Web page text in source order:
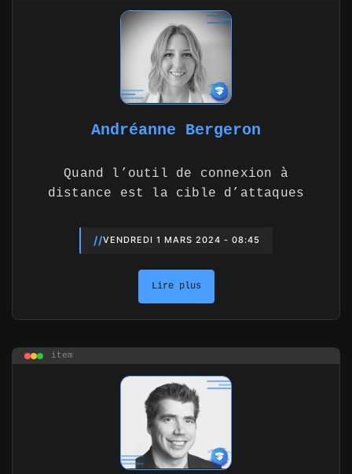
Andréanne Bergeron
Quand l’outil de connexion à
distance est la cible d’attaques
//VENDREDI 1 MARS 2024 - 08:45
Lire plus
item